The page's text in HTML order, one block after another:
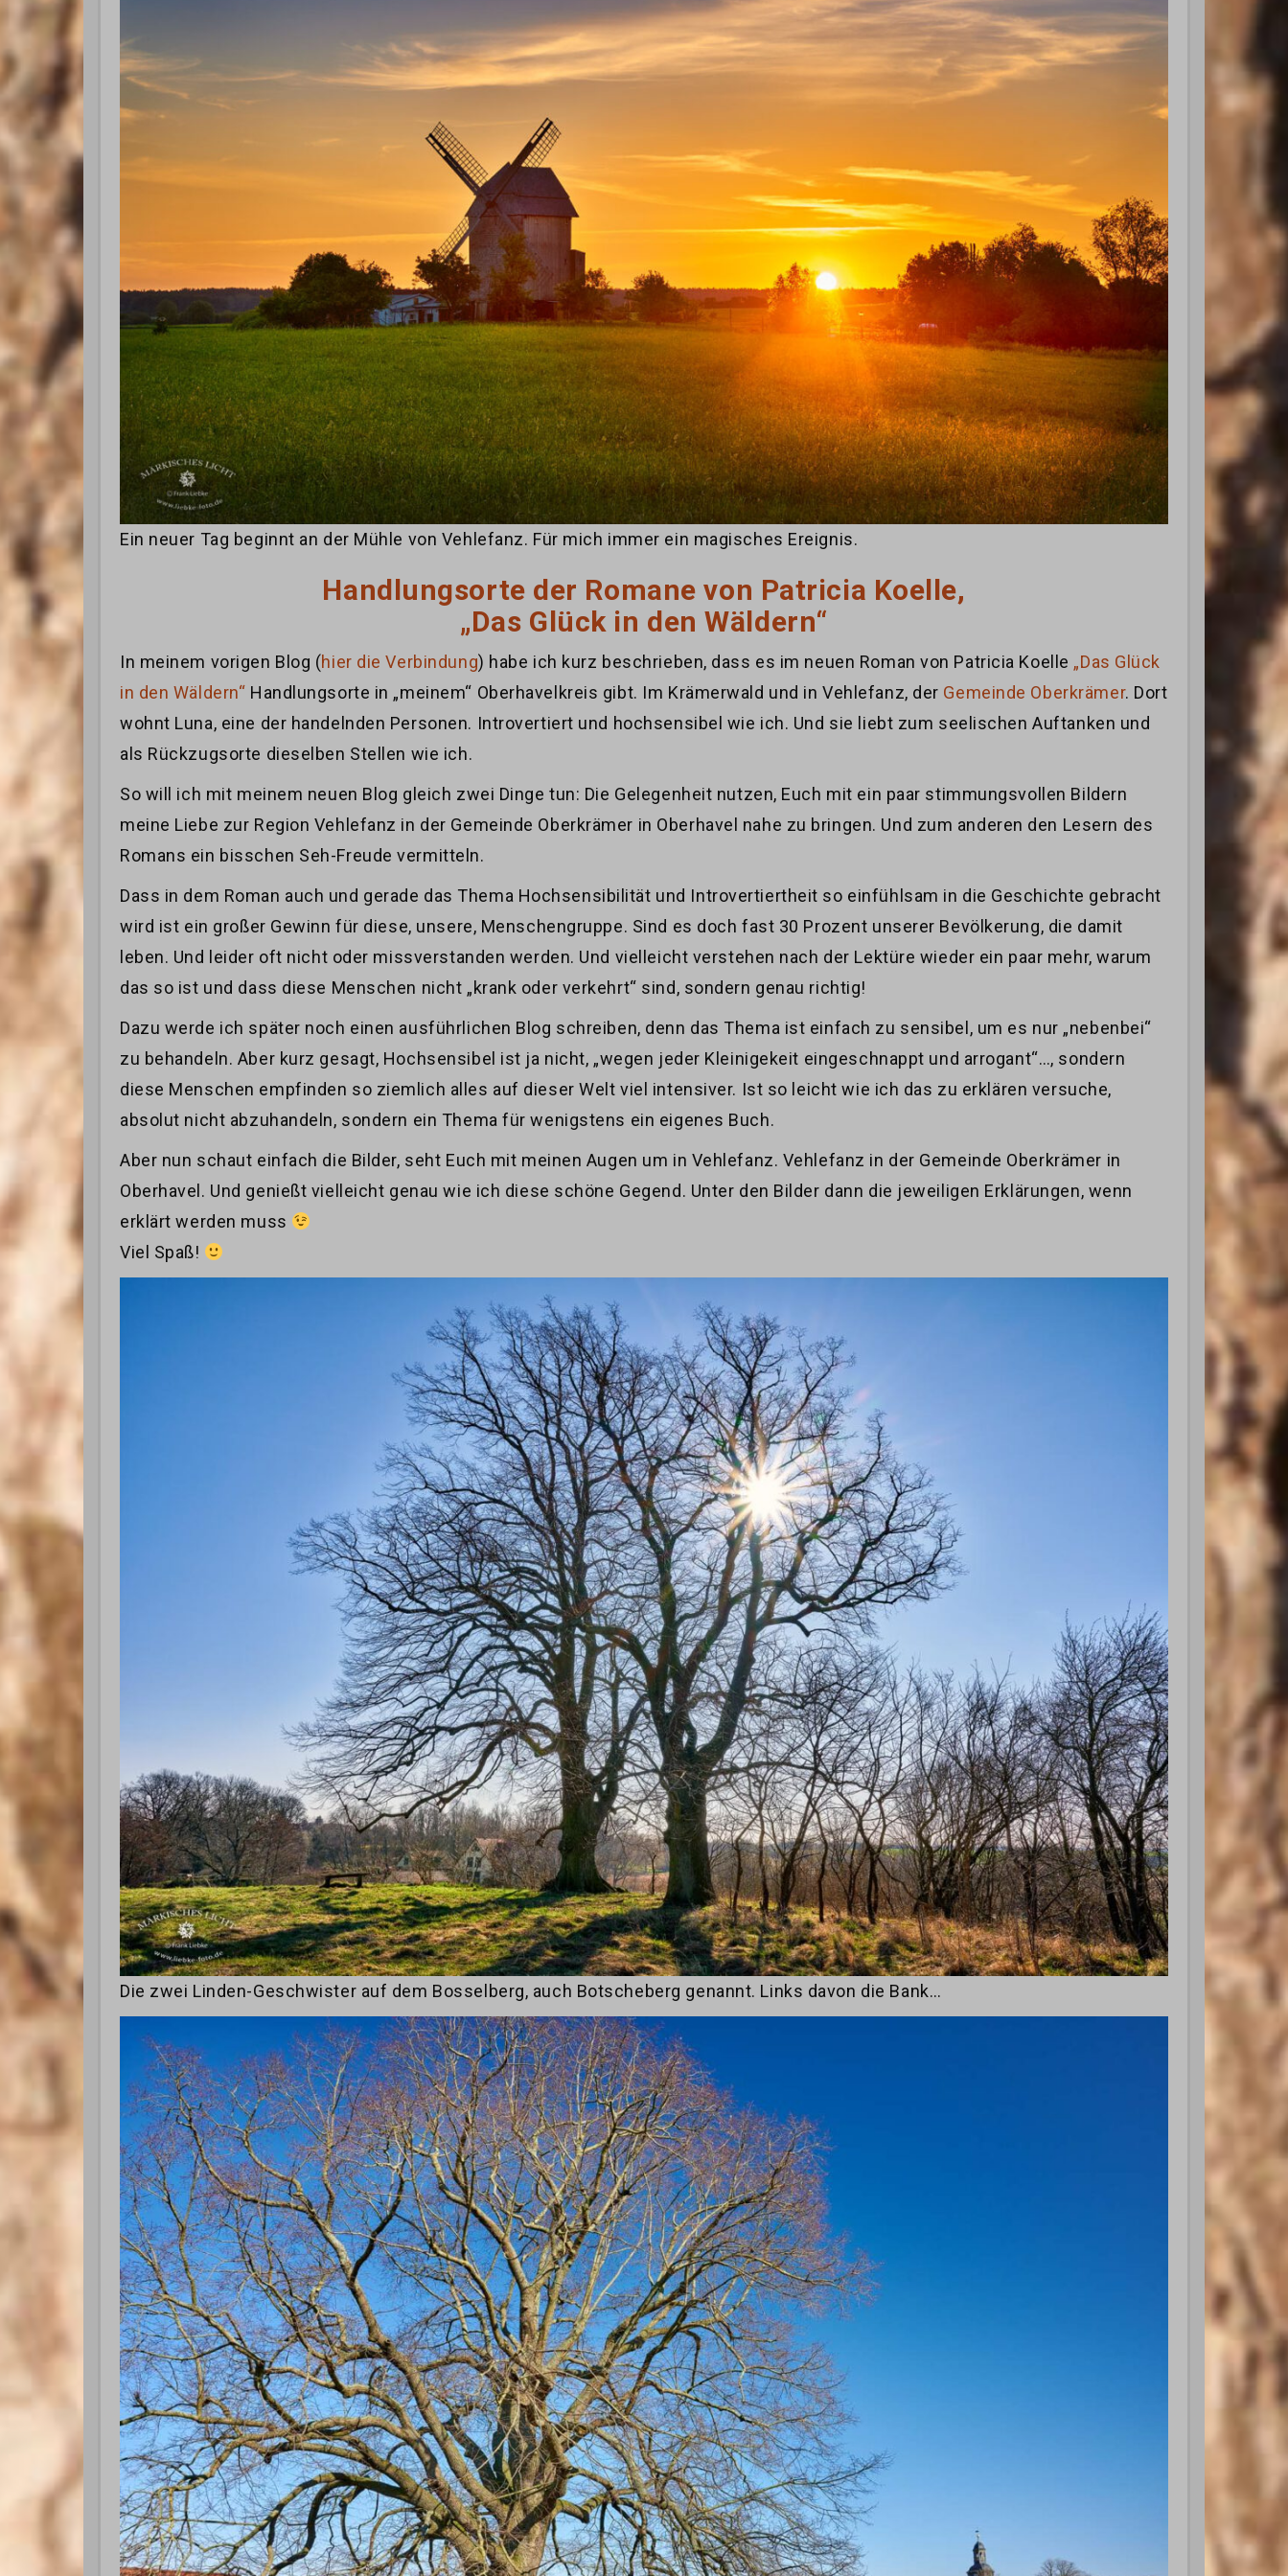
Ein neuer Tag beginnt an der Mühle von Vehlefanz. Für mich immer ein magisches Ereignis.
Handlungsorte der Romane von Patricia Koelle,
„Das Glück in den Wäldern“
In meinem vorigen Blog (hier die Verbindung) habe ich kurz beschrieben, dass es im neuen Roman von Patricia Koelle „Das Glück
in den Wäldern“ Handlungsorte in „meinem“ Oberhavelkreis gibt. Im Krämerwald und in Vehlefanz, der Gemeinde Oberkrämer. Dort
wohnt Luna, eine der handelnden Personen. Introvertiert und hochsensibel wie ich. Und sie liebt zum seelischen Auftanken und
als Rückzugsorte dieselben Stellen wie ich.
So will ich mit meinem neuen Blog gleich zwei Dinge tun: Die Gelegenheit nutzen, Euch mit ein paar stimmungsvollen Bildern
meine Liebe zur Region Vehlefanz in der Gemeinde Oberkrämer in Oberhavel nahe zu bringen. Und zum anderen den Lesern des
Romans ein bisschen Seh-Freude vermitteln.
Dass in dem Roman auch und gerade das Thema Hochsensibilität und Introvertiertheit so einfühlsam in die Geschichte gebracht
wird ist ein großer Gewinn für diese, unsere, Menschengruppe. Sind es doch fast 30 Prozent unserer Bevölkerung, die damit
leben. Und leider oft nicht oder missverstanden werden. Und vielleicht verstehen nach der Lektüre wieder ein paar mehr, warum
das so ist und dass diese Menschen nicht „krank oder verkehrt“ sind, sondern genau richtig!
Dazu werde ich später noch einen ausführlichen Blog schreiben, denn das Thema ist einfach zu sensibel, um es nur „nebenbei“
zu behandeln. Aber kurz gesagt, Hochsensibel ist ja nicht, „wegen jeder Kleinigekeit eingeschnappt und arrogant“…, sondern
diese Menschen empfinden so ziemlich alles auf dieser Welt viel intensiver. Ist so leicht wie ich das zu erklären versuche,
absolut nicht abzuhandeln, sondern ein Thema für wenigstens ein eigenes Buch.
Aber nun schaut einfach die Bilder, seht Euch mit meinen Augen um in Vehlefanz. Vehlefanz in der Gemeinde Oberkrämer in
Oberhavel. Und genießt vielleicht genau wie ich diese schöne Gegend. Unter den Bilder dann die jeweiligen Erklärungen, wenn
erklärt werden muss
Viel Spaß!
Die zwei Linden-Geschwister auf dem Bosselberg, auch Botscheberg genannt. Links davon die Bank…